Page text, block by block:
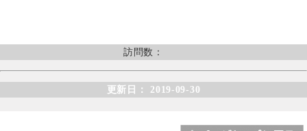
訪問数：
更新日： 2019-09-30